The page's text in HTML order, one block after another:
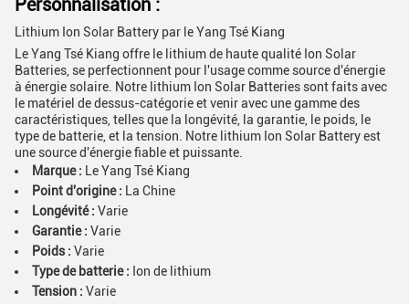
Personnalisation :
Lithium Ion Solar Battery par le Yang Tsé Kiang
Le Yang Tsé Kiang offre le lithium de haute qualité Ion Solar
Batteries, se perfectionnent pour l'usage comme source d'énergie
à énergie solaire. Notre lithium Ion Solar Batteries sont faits avec
le matériel de dessus-catégorie et venir avec une gamme des
caractéristiques, telles que la longévité, la garantie, le poids, le
type de batterie, et la tension. Notre lithium Ion Solar Battery est
une source d'énergie fiable et puissante.
Marque : Le Yang Tsé Kiang
Point d'origine : La Chine
Longévité : Varie
Garantie : Varie
Poids : Varie
Type de batterie : Ion de lithium
Tension : Varie